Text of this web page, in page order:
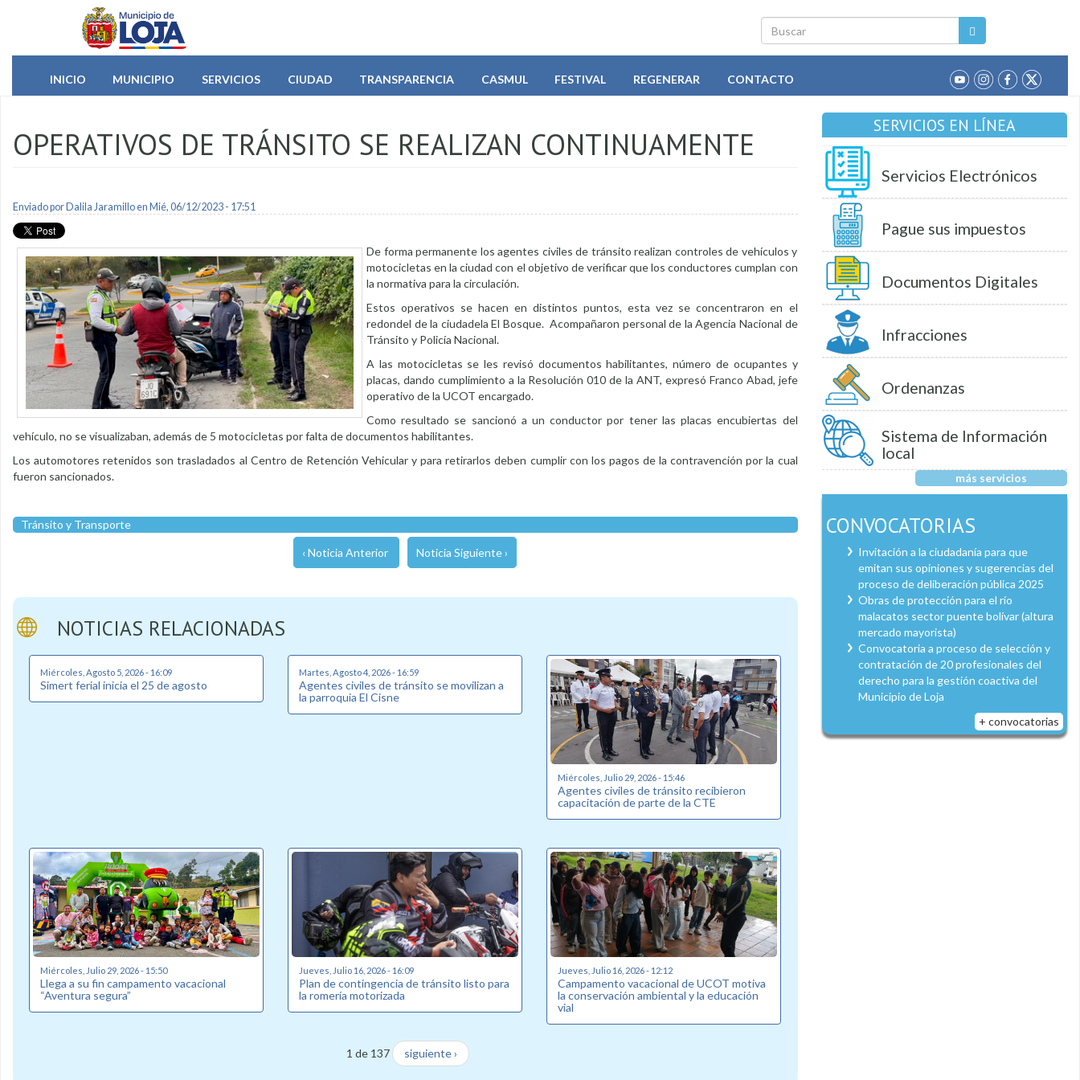
Pasar al contenido principal
Buscar
INICIO
MUNICIPIO SERVICIOS CIUDAD TRANSPARENCIA CASMUL FESTIVAL REGENERAR CONTACTO
OPERATIVOS DE TRÁNSITO SE REALIZAN CONTINUAMENTE
Enviado por Dalila Jaramilloen Mié, 06/12/2023 - 17:51
De forma permanente los agentes civiles de tránsito realizan controles de vehículos y
motocicletas en la ciudad con el objetivo de verificar que los conductores cumplan con
la normativa para la circulación.
Estos operativos se hacen en distintos puntos, esta vez se concentraron en el
redondel de la ciudadela El Bosque. Acompañaron personal de la Agencia Nacional de
Tránsito y Policía Nacional.
A las motocicletas se les revisó documentos habilitantes, número de ocupantes y
placas, dando cumplimiento a la Resolución 010 de la ANT, expresó Franco Abad, jefe
operativo de la UCOT encargado.
Como resultado se sancionó a un conductor por tener las placas encubiertas del
vehículo, no se visualizaban, además de 5 motocicletas por falta de documentos habilitantes.
Los automotores retenidos son trasladados al Centro de Retención Vehicular y para retirarlos deben cumplir con los pagos de la contravención por la cual
fueron sancionados.
Tránsito y Transporte
‹ Noticia Anterior Noticia Siguiente ›
NOTICIAS RELACIONADAS
Miércoles, Agosto 5, 2026 - 16:09
Simert ferial inicia el 25 de agosto
Martes, Agosto 4, 2026 - 16:59
Agentes civiles de tránsito se movilizan a
la parroquia El Cisne
Miércoles, Julio 29, 2026 - 15:46
Agentes civiles de tránsito recibieron
capacitación de parte de la CTE
Miércoles, Julio 29, 2026 - 15:50
Llega a su fin campamento vacacional
“Aventura segura”
Jueves, Julio 16, 2026 - 16:09
Plan de contingencia de tránsito listo para
la romería motorizada
Jueves, Julio 16, 2026 - 12:12
Campamento vacacional de UCOT motiva
la conservación ambiental y la educación
vial
1 de 137 siguiente ›
SERVICIOS EN LÍNEA
Servicios Electrónicos
Pague sus impuestos
Documentos Digitales
Infracciones
Ordenanzas
Sistema de Información
local
más servicios
CONVOCATORIAS
Invitación a la ciudadanía para que
emitan sus opiniones y sugerencias del
proceso de deliberación pública 2025
Obras de protección para el río
malacatos sector puente bolívar (altura
mercado mayorista)
Convocatoria a proceso de selección y
contratación de 20 profesionales del
derecho para la gestión coactiva del
Municipio de Loja
+ convocatorias